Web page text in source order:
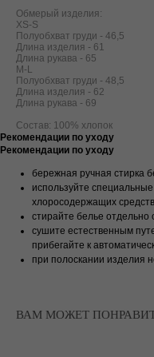
Обмерый изделия:
XS-S
Полуобхват груди - 46,5
Длина изделия - 61
Длина рукава - 65
M-L
Полуобхват груди - 48,5
Длина изделия - 62
Длина рукава - 69
Состав: 100% хлопок
Рекомендации по уходу
Рекомендации по уходу
бережная ручная стирка
используйте
хлоросодержащих средств
стирайте белье
сушите естественным
прибегайте к
при полоскании изделия
ВАМ МОЖЕТ